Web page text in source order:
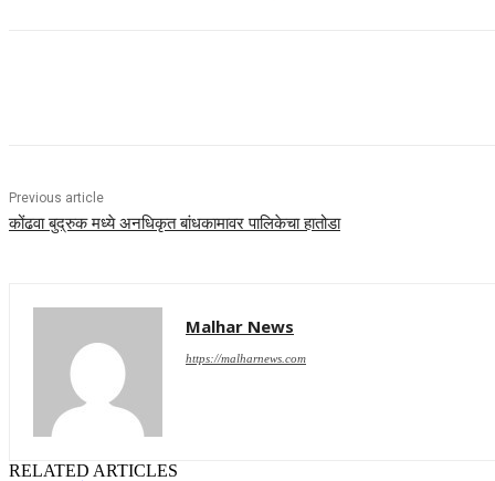
Previous article
कोंढवा बुद्रुक मध्ये अनधिकृत बांधकामावर पालिकेचा हातोडा
Malhar News
https://malharnews.com
RELATED ARTICLES